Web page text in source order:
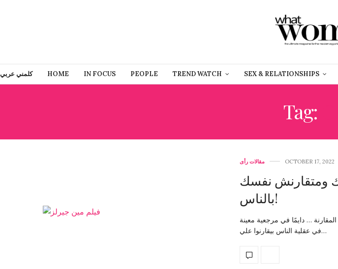
كلمني عربي HOME IN FOCUS PEOPLE TREND WATCH SEX & RELATIONSHIPS
Tag:
مقالات رأى OCTOBER 17, 2022
ومتقارنش نفسك
بالناس!
المقارنة … دايمًا في مرجعية معينة
في عقلية الناس بيقارنوا علي…